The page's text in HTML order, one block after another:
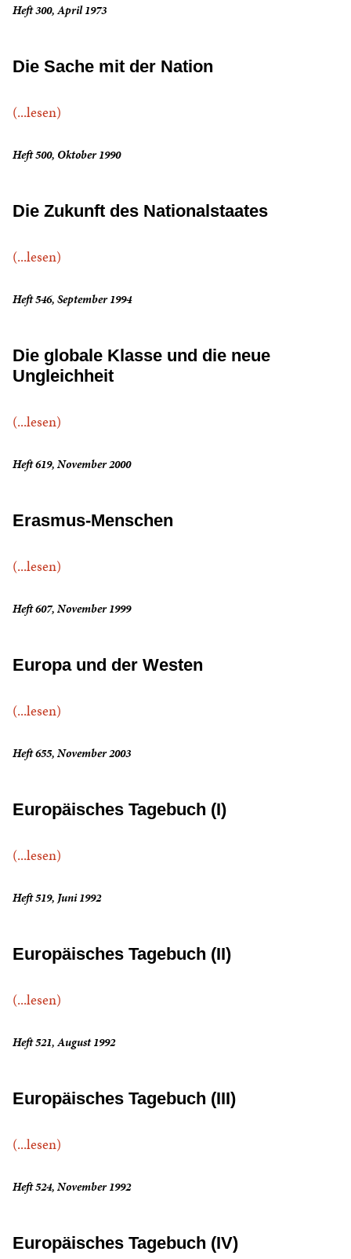
Heft 300, April 1973
Die Sache mit der Nation
(...lesen)
Heft 500, Oktober 1990
Die Zukunft des Nationalstaates
(...lesen)
Heft 546, September 1994
Die globale Klasse und die neue
Ungleichheit
(...lesen)
Heft 619, November 2000
Erasmus-Menschen
(...lesen)
Heft 607, November 1999
Europa und der Westen
(...lesen)
Heft 655, November 2003
Europäisches Tagebuch (I)
(...lesen)
Heft 519, Juni 1992
Europäisches Tagebuch (II)
(...lesen)
Heft 521, August 1992
Europäisches Tagebuch (III)
(...lesen)
Heft 524, November 1992
Europäisches Tagebuch (IV)